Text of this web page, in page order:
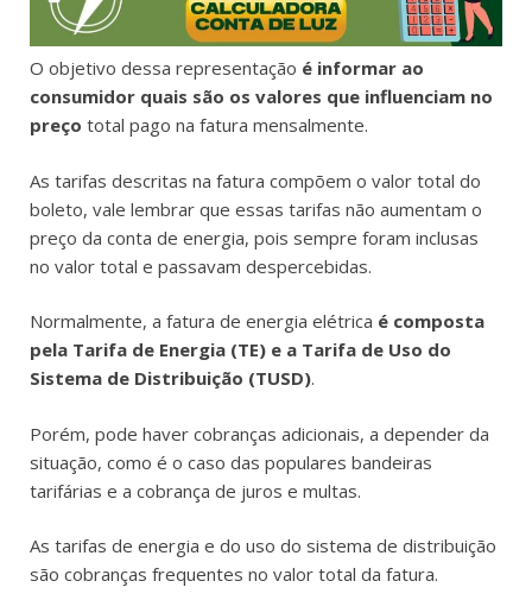
O objetivo dessa representação é informar ao
consumidor quais são os valores que influenciam no
preço total pago na fatura mensalmente.
As tarifas descritas na fatura compõem o valor total do
boleto, vale lembrar que essas tarifas não aumentam o
preço da conta de energia, pois sempre foram inclusas
no valor total e passavam despercebidas.
Normalmente, a fatura de energia elétrica é composta
pela Tarifa de Energia (TE) e a Tarifa de Uso do
Sistema de Distribuição (TUSD).
Porém, pode haver cobranças adicionais, a depender da
situação, como é o caso das populares bandeiras
tarifárias e a cobrança de juros e multas.
As tarifas de energia e do uso do sistema de distribuição
são cobranças frequentes no valor total da fatura.